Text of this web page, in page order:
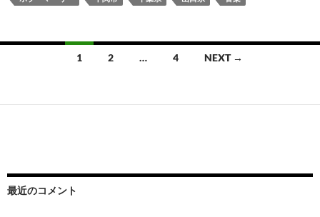
1 2 … 4 NEXT →
最近のコメント